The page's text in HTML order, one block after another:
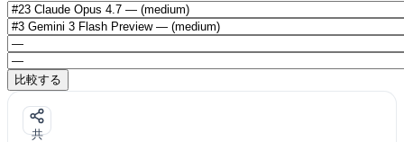
比較する
共